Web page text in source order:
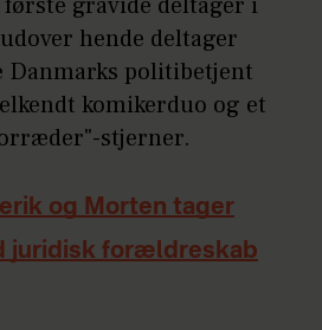
hende deltager
Danmarks politibetjent
komikerduo og et
stjerner.
og Morten tager
juridisk forældreskab